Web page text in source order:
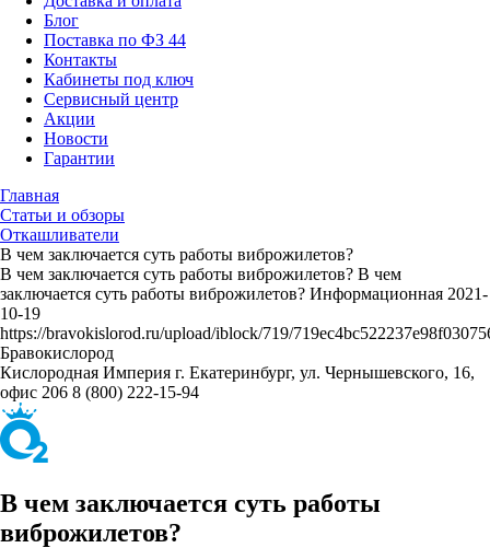
Блог
Поставка по ФЗ 44
Контакты
Кабинеты под ключ
Сервисный центр
Акции
Новости
Гарантии
Главная
Статьи и обзоры
Откашливатели
В чем заключается суть работы виброжилетов?
В чем заключается суть работы виброжилетов? В чем
заключается суть работы виброжилетов? Информационная 2021-
10-19
https://bravokislorod.ru/upload/iblock/719/
Бравокислород
Кислородная Империя г. Екатеринбург, ул. Чернышевского, 16,
офис 206 8 (800) 222-15-94
В чем заключается суть работы
виброжилетов?